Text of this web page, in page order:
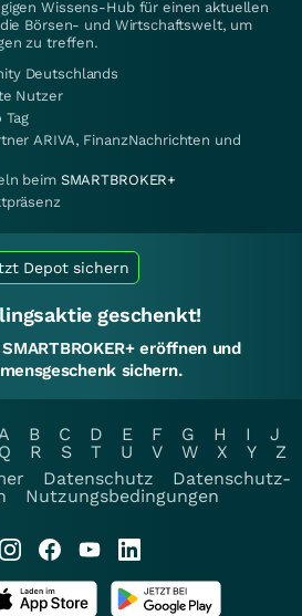
Wissens-Hub für einen aktuellen
Börsen- und Wirtschaftswelt, um
zu treffen.
Deutschlands
Nutzer
Tag
ARIVA, FinanzNachrichten und
beim SMARTBROKER+
Depot sichern
geschenkt!
eröffnen und
sichern.
B C D E F G H I
J
Q R S T U V W X Y
Z
Datenschutz
Datenschutz-
Nutzungsbedingungen